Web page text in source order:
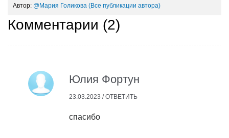
Автор: @Мария Голикова (Все публикации автора)
Комментарии (2)
Юлия Фортун
23.03.2023 /ОТВЕТИТЬ
спасибо